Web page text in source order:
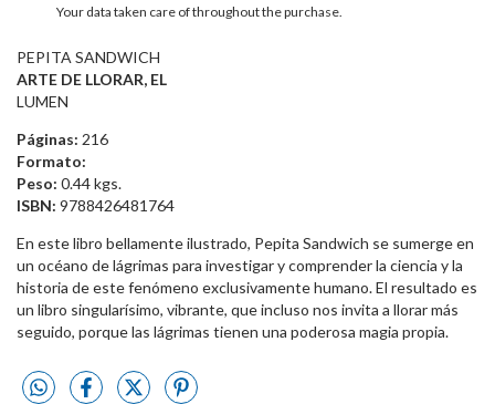
Your data taken care of throughout the purchase.
PEPITA SANDWICH
ARTE DE LLORAR, EL
LUMEN
Páginas: 216
Formato:
Peso: 0.44 kgs.
ISBN: 9788426481764
En este libro bellamente ilustrado, Pepita Sandwich se sumerge en
un océano de lágrimas para investigar y comprender la ciencia y la
historia de este fenómeno exclusivamente humano. El resultado es
un libro singularísimo, vibrante, que incluso nos invita a llorar más
seguido, porque las lágrimas tienen una poderosa magia propia.